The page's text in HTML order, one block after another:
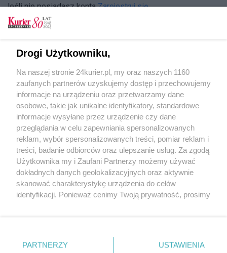
Jeśli nie posiadasz kontaZarejestruj się
Zapamiętać?
Zaloguj
Zapomniałem hasła
Copyright © 2022 Kurier Szczeciński sp. z o.o.
Drogi Użytkowniku,
Na naszej stronie 24kurier.pl, my oraz naszych 1160
zaufanych partnerów uzyskujemy dostęp i przechowujemy
informacje na urządzeniu oraz przetwarzamy dane
osobowe, takie jak unikalne identyfikatory, standardowe
informacje wysyłane przez urządzenie czy dane
przeglądania w celu zapewniania spersonalizowanych
reklam, wybór spersonalizowanych treści, pomiar reklam i
treści, badanie odbiorców oraz ulepszanie usług. Za zgodą
Użytkownika my i Zaufani Partnerzy możemy używać
dokładnych danych geolokalizacyjnych oraz aktywnie
skanować charakterystykę urządzenia do celów
identyfikacji. Ponieważ cenimy Twoją prywatność, prosimy
prywatności znajdujący się w lewym dolnym rogu strony
. Niektóre rodzaje przetwarzania danych nie wymagają
PARTNERZY USTAWIENIA